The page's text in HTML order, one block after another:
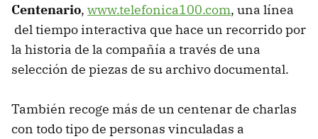
Centenario, www.telefonica100.com, una línea
del tiempo interactiva que hace un recorrido por
la historia de la compañía a través de una
selección de piezas de su archivo documental.
También recoge más de un centenar de charlas
con todo tipo de personas vinculadas a